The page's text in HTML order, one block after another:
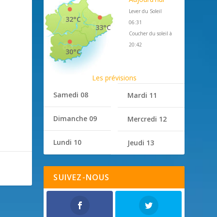
33°C
32°C
30°C
Lever du Soleil
06:31
Coucher du soleil à
20:42
Les prévisions
Samedi 08
Dimanche 09
Lundi 10
Mardi 11
Mercredi 12
Jeudi 13
SUIVEZ-NOUS